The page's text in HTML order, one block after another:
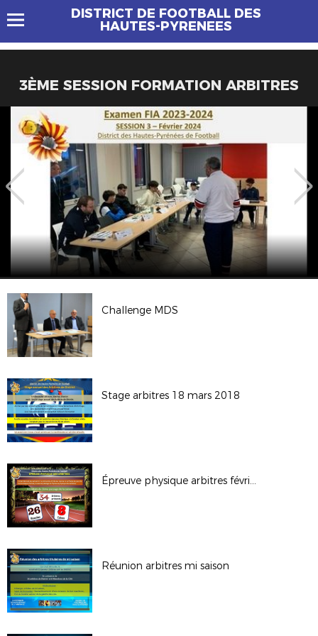
DISTRICT DE FOOTBALL DES
HAUTES-PYRENEES
3ÈME SESSION FORMATION ARBITRES
Challenge MDS
Stage arbitres 18 mars 2018
Épreuve physique arbitres février
Réunion arbitres mi saison